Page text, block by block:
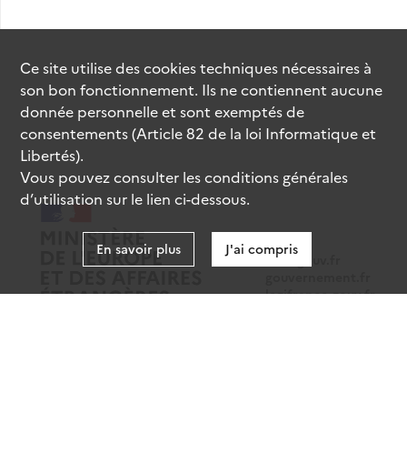
data.gouv.fr
legifrance.gouv.fr
Ce site utilise descookiestechniques nécessaires à
son bon fonctionnement. Ils ne contiennent aucune
donnée personnelle et sont exemptés de
consentements (Article 82 de la loi Informatique et
Libertés).
Vous pouvez consulter les conditions générales
d’utilisation sur le lien ci-dessous.
En savoir plus J'ai compris